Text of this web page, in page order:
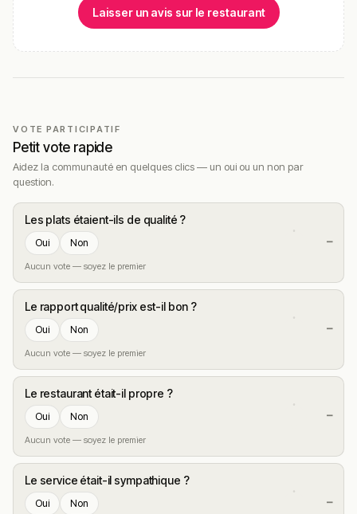
Laisser un avis sur le restaurant
VOTE PARTICIPATIF
Petit vote rapide
Aidez la communauté en quelques clics — un oui ou un non par
question.
Les plats étaient-ils de qualité ?
Oui Non
Aucun vote — soyez le premier
—
Le rapport qualité/prix est-il bon ?
Oui Non
Aucun vote — soyez le premier
—
Le restaurant était-il propre ?
Oui Non
Aucun vote — soyez le premier
—
Le service était-il sympathique ?
Oui Non —